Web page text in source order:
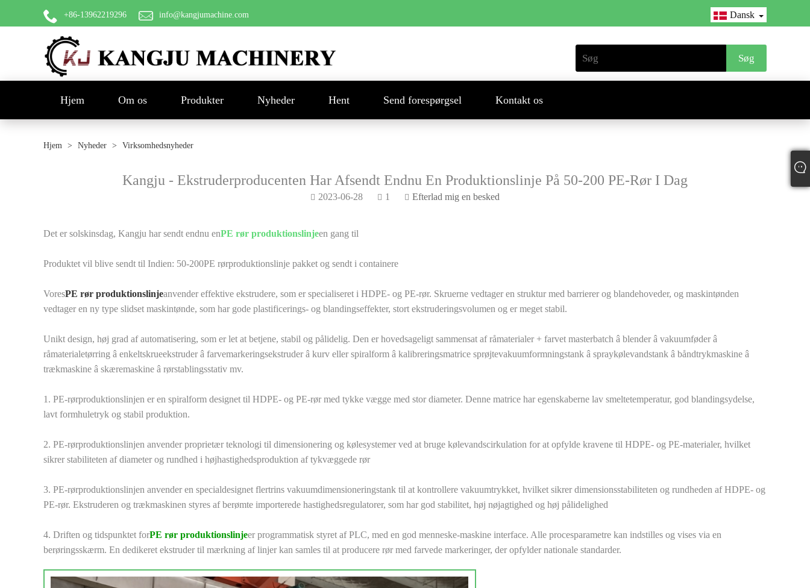
+86-13962219296 info@kangjumachine.com Dansk
Hjem Om os Produkter Nyheder Hent Send forespørgsel Kontakt os
Hjem > Nyheder > Virksomhedsnyheder
Kangju - Ekstruderproducenten Har Afsendt Endnu En Produktionslinje På 50-200 PE-Rør I Dag
2023-06-28 1 Efterlad mig en besked
Det er solskinsdag, Kangju har sendt endnu enPE rør produktionslinjeen gang til
Produktet vil blive sendt til Indien: 50-200PE rørproduktionslinje pakket og sendt i containere
VoresPE rør produktionslinjeanvender effektive ekstrudere, som er specialiseret i HDPE- og PE-rør. Skruerne vedtager en struktur med barrierer og blandehoveder, og maskintønden
vedtager en ny type slidset maskintønde, som har gode plastificerings- og blandingseffekter, stort ekstruderingsvolumen og er meget stabil.
Unikt design, høj grad af automatisering, som er let at betjene, stabil og pålidelig. Den er hovedsageligt sammensat af råmaterialer + farvet masterbatch â blender â vakuumføder â
råmaterialetørring â enkeltskrueekstruder â farvemarkeringsekstruder â kurv eller spiralform â kalibreringsmatrice sprøjtevakuumformningstank â spraykølevandstank â båndtrykmaskine â
trækmaskine â skæremaskine â rørstablingsstativ mv.
1. PE-rørproduktionslinjen er en spiralform designet til HDPE- og PE-rør med tykke vægge med stor diameter. Denne matrice har egenskaberne lav smeltetemperatur, god blandingsydelse,
lavt formhuletryk og stabil produktion.
2. PE-rørproduktionslinjen anvender proprietær teknologi til dimensionering og kølesystemer ved at bruge kølevandscirkulation for at opfylde kravene til HDPE- og PE-materialer, hvilket
sikrer stabiliteten af ​​diameter og rundhed i højhastighedsproduktion af tykvæggede rør
3. PE-rørproduktionslinjen anvender en specialdesignet flertrins vakuumdimensioneringstank til at kontrollere vakuumtrykket, hvilket sikrer dimensionsstabiliteten og rundheden af ​​HDPE- og
PE-rør. Ekstruderen og trækmaskinen styres af berømte importerede hastighedsregulatorer, som har god stabilitet, høj nøjagtighed og høj pålidelighed
4. Driften og tidspunktet forPE rør produktionslinjeer programmatisk styret af PLC, med en god menneske-maskine interface. Alle procesparametre kan indstilles og vises via en
berøringsskærm. En dedikeret ekstruder til mærkning af linjer kan samles til at producere rør med farvede markeringer, der opfylder nationale standarder.